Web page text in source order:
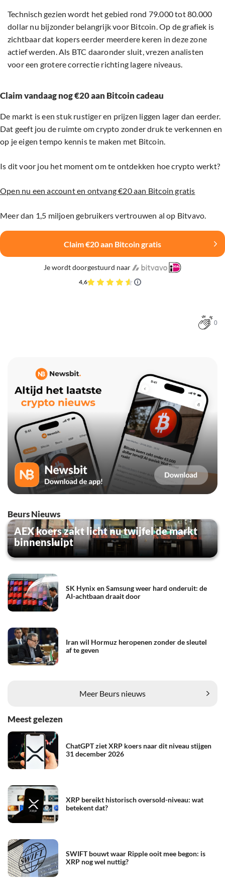
Technisch gezien wordt het gebied rond 79.000 tot 80.000
dollar nu bijzonder belangrijk voor Bitcoin. Op de grafiek is
zichtbaar dat kopers eerder meerdere keren in deze zone
actief werden. Als BTC daaronder sluit, vrezen analisten
voor een grotere correctie richting lagere niveaus.
Claim vandaag nog €20 aan Bitcoin cadeau
De markt is een stuk rustiger en prijzen liggen lager dan eerder.
Dat geeft jou de ruimte om crypto zonder druk te verkennen en
op je eigen tempo kennis te maken met Bitcoin.
Is dit voor jou het moment om te ontdekken hoe crypto werkt?
Open nu een account en ontvang €20 aan Bitcoin gratis
Meer dan 1,5 miljoen gebruikers vertrouwen al op Bitvavo.
Claim €20 aan Bitcoin gratis
Je wordt doorgestuurd naar
4,6
0
Beurs Nieuws
AEX koers zakt licht nu twijfel de markt
binnensluipt
SK Hynix en Samsung weer hard onderuit: de
AI-achtbaan draait door
Iran wil Hormuz heropenen zonder de sleutel
af te geven
Meer Beurs nieuws
Meest gelezen
ChatGPT ziet XRP koers naar dit niveau stijgen
31 december 2026
XRP bereikt historisch oversold-niveau: wat
betekent dat?
SWIFT bouwt waar Ripple ooit mee begon: is
XRP nog wel nuttig?